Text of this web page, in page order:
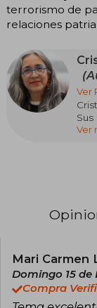
terrorismo de
relaciones
Ver
de
Ver
Mari Carmen
Domingo 15 de
Compra